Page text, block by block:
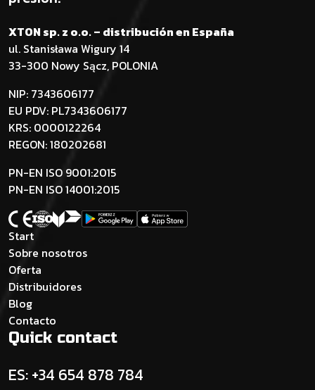
XTON sp. z o.o. – distribución en España
ul. Stanisława Wigury 14
33-300 Nowy Sącz, POLONIA
NIP: 7343606177
EU PDV: PL7343606177
KRS: 0000122264
REGON: 180202681
PN-EN ISO 9001:2015
PN-EN ISO 14001:2015
Start
Sobre nosotros
Oferta
Distribuidores
Blog
Contacto
Quick contact
ES: +34 654 878 784